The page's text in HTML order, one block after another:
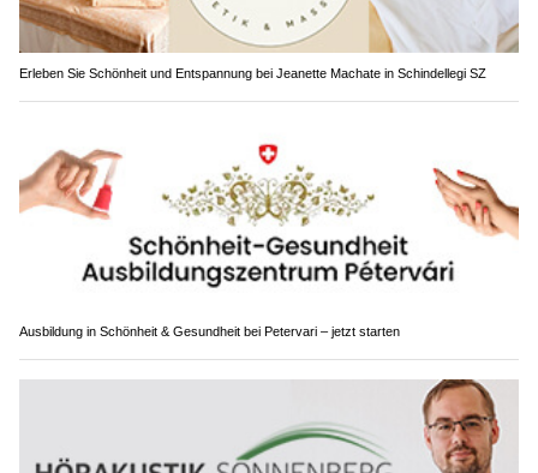
Erleben Sie Schönheit und Entspannung bei Jeanette Machate in Schindellegi SZ
Ausbildung in Schönheit & Gesundheit bei Petervari – jetzt starten